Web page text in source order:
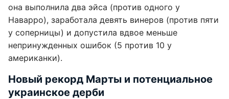
она выполнила два эйса (против одного у
Наварро), заработала девять винеров (против пяти
у соперницы) и допустила вдвое меньше
непринужденных ошибок (5 против 10 у
американки).
Новый рекорд Марты и потенциальное
украинское дерби